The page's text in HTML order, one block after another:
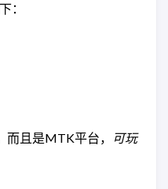
：
且是MTK平台，
可玩